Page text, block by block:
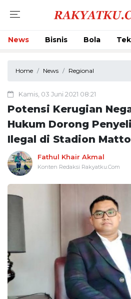
News Bisnis Bola
Home News Regional
Kamis, 03 Juni 2021 08:21
Potensi Kerugian
Hukum Dorong
Ilegal di Stadion
Fathul Khair Akmal
Konten Redaksi Rakyatku.Com